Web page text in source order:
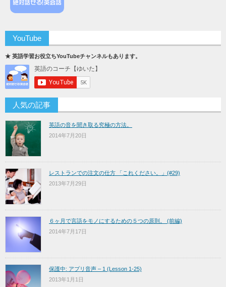
YouTube
★ 英語学習お役立ちYouTubeチャンネルもあります。
人気の記事
英語の音を聞き取る究極の方法。
2014年7月20日
レストランでの注文の仕方 「これください。」(#29)
2013年7月29日
６ヶ月で言語をモノにするための５つの原則。 (前編)
2014年7月17日
保護中: アプリ音声 – 1 (Lesson 1-25)
2013年1月1日